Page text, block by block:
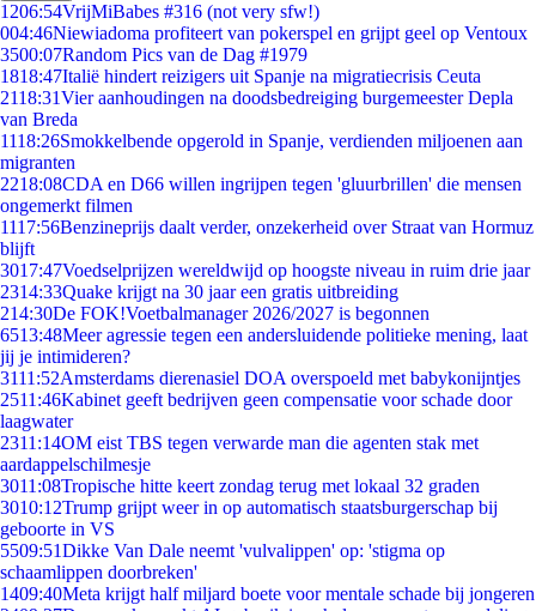
1206:54VrijMiBabes #316 (not very sfw!)
004:46Niewiadoma profiteert van pokerspel en grijpt geel op Ventoux
3500:07Random Pics van de Dag #1979
1818:47Italië hindert reizigers uit Spanje na migratiecrisis Ceuta
2118:31Vier aanhoudingen na doodsbedreiging burgemeester Depla
van Breda
1118:26Smokkelbende opgerold in Spanje, verdienden miljoenen aan
migranten
2218:08CDA en D66 willen ingrijpen tegen 'gluurbrillen' die mensen
ongemerkt filmen
1117:56Benzineprijs daalt verder, onzekerheid over Straat van Hormuz
blijft
3017:47Voedselprijzen wereldwijd op hoogste niveau in ruim drie jaar
2314:33Quake krijgt na 30 jaar een gratis uitbreiding
214:30De FOK!Voetbalmanager 2026/2027 is begonnen
6513:48Meer agressie tegen een andersluidende politieke mening, laat
jij je intimideren?
3111:52Amsterdams dierenasiel DOA overspoeld met babykonijntjes
2511:46Kabinet geeft bedrijven geen compensatie voor schade door
laagwater
2311:14OM eist TBS tegen verwarde man die agenten stak met
aardappelschilmesje
3011:08Tropische hitte keert zondag terug met lokaal 32 graden
3010:12Trump grijpt weer in op automatisch staatsburgerschap bij
geboorte in VS
5509:51Dikke Van Dale neemt 'vulvalippen' op: 'stigma op
schaamlippen doorbreken'
1409:40Meta krijgt half miljard boete voor mentale schade bij jongeren